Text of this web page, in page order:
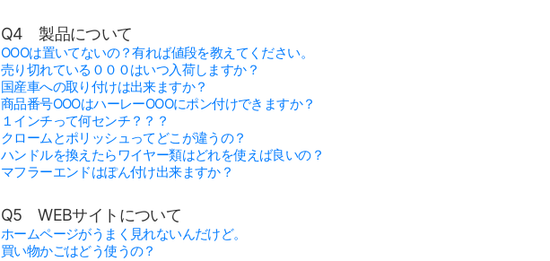
Q4 製品について
OOOは置いてないの？有れば値段を教えてください。
売り切れている０００はいつ入荷しますか？
国産車への取り付けは出来ますか？
商品番号OOOはハーレーOOOにポン付けできますか？
１インチって何センチ？？？
クロームとポリッシュってどこが違うの？
ハンドルを換えたらワイヤー類はどれを使えば良いの？
マフラーエンドはぽん付け出来ますか？
Q5 WEBサイトについて
ホームページがうまく見れないんだけど。
買い物かごはどう使うの？